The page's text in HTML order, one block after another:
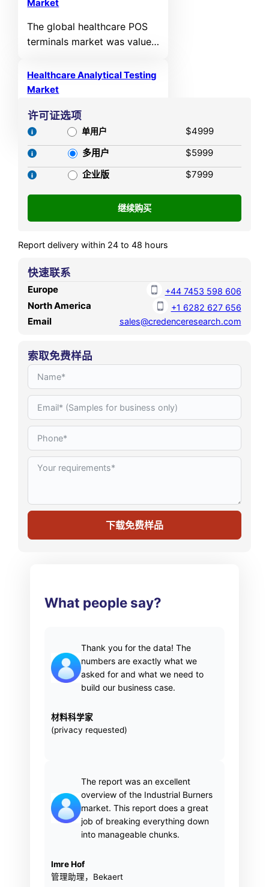
period.
Market
The global healthcare POS
terminals market was valued
2024 and is projected to
reach USD 35,840.49 million
compound annual growth
rate (CAGR) of 10.42%
during the forecast period,
according to Credence
Research.
Healthcare Analytical Testing
Market
The global healthcare
analytical testing market
was valued at USD 8,183
million in 2024 and is
projected to reach USD
expanding at a compound
annual growth rate (CAGR)
period,
许可证选项
单用户
$4999
多用户
$5999
企业版
$7999
Report delivery within 24 to 48 hours
快速联系
Europe +44 7453 598 606
North America +1 6282 627 656
Email sales@credenceresearch.com
索取免费样品
下载免费样品
What people say?
Thank you for the data! The
numbers are exactly what we
asked for and what we need to
build our business case.
材料科学家
(privacy requested)
The report was an excellent
overview of the Industrial Burners
market. This report does a great
job of breaking everything down
into manageable chunks.
Imre Hof
管理助理，Bekaert